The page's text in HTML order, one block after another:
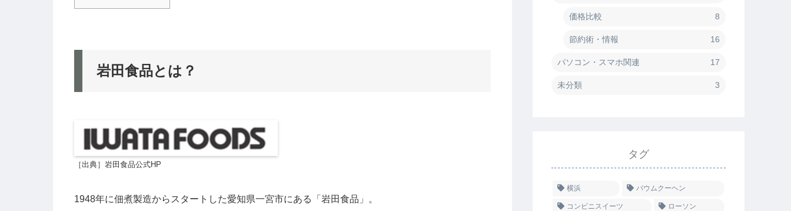
岩田食品とは？
［出典］岩田食品公式HP
1948年に佃煮製造からスタートした愛知県一宮市にある「岩田食品」。
価格比較 8
節約術・情報 16
パソコン・スマホ関連 17
未分類 3
タグ
横浜 バウムクーヘン
コンビニスイーツ ローソン